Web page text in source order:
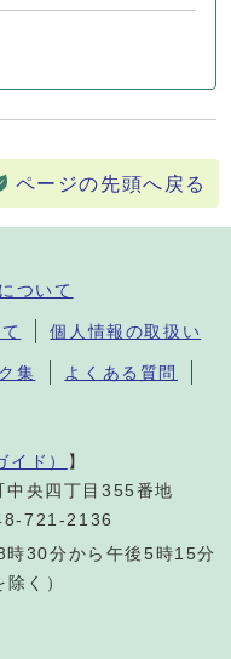
ページの先頭へ戻る
ついて
個人情報の取扱い
集 よくある質問
イド） 】
央四丁目355番地
721-2136
時30分から午後5時15分
く）